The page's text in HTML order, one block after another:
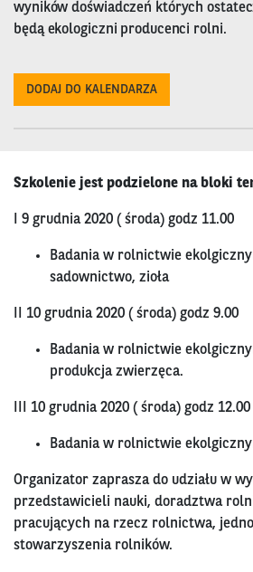
wyników doświadczeń których
będą ekologiczni producenci rolni.
DODAJ DO KALENDARZA
Szkolenie jest podzielone na bloki
I 9 grudnia 2020 ( środa) godz 11.00
Badania w rolnictwie
sadownictwo, zioła
II 10 grudnia 2020 ( środa) godz 9.00
Badania w rolnictwie
produkcja zwierzęca.
III 10 grudnia 2020 ( środa) godz 12.00
Badania w rolnictwie
Organizator zaprasza do udziału w
przedstawicieli nauki, doradztwa
pracujących na rzecz rolnictwa,
stowarzyszenia rolników.